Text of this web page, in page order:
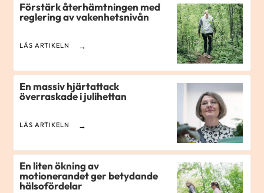
Förstärk återhämtningen med
reglering av vakenhetsnivån
LÄS ARTIKELN
En massiv hjärtattack
överraskade i julihettan
LÄS ARTIKELN
En liten ökning av
motionerandet ger betydande
hälsofördelar